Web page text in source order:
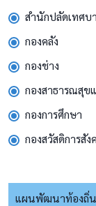
สํานักปลัดเทศบ
กองคลัง
กองช่าง
กองสาธารณสุข
กองการศึกษา
กองสวัสดิการสัง
แผนพัฒนาท้องถิ่น